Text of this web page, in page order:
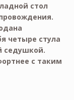
стол
четыре стула
седушкой.
с таким